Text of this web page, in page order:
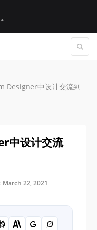
Designer中设计交流到
中设计交流
22, 2021